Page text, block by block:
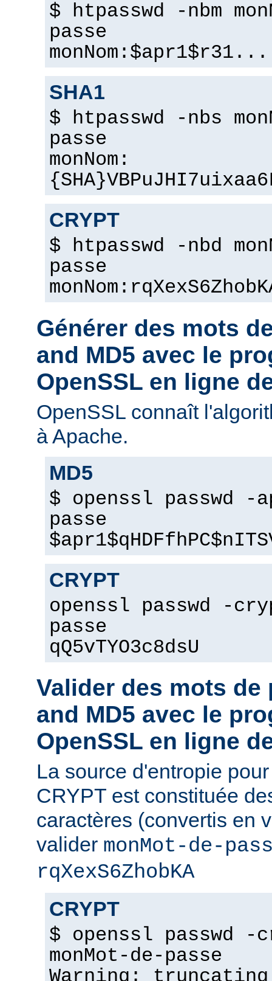
$ htpasswd -nbm
passe
SHA1
$ htpasswd -nbs
passe
monNom:
CRYPT
$ htpasswd -nbd
passe
Générer des mots
and MD5 avec le
OpenSSL en ligne
OpenSSL connaît
à Apache.
MD5
$ openssl passwd -
passe
CRYPT
openssl passwd -
passe
qQ5vTYO3c8dsU
Valider des mots de
and MD5 avec le
OpenSSL en ligne
La source d'entropie
CRYPT est constituée
caractères (convertis en
valider monMot-de-
rqXexS6ZhobKA
CRYPT
$ openssl passwd
monMot-de-passe